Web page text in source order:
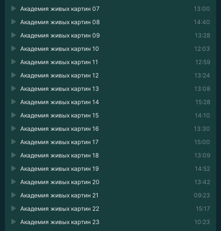
13:00
Академия живых картин 07
14:40
Академия живых картин 08
13:28
Академия живых картин 09
12:03
Академия живых картин 10
12:59
Академия живых картин 11
13:24
Академия живых картин 12
13:08
Академия живых картин 13
15:28
Академия живых картин 14
14:10
Академия живых картин 15
13:30
Академия живых картин 16
15:00
Академия живых картин 17
13:09
Академия живых картин 18
14:52
Академия живых картин 19
13:42
Академия живых картин 20
09:23
Академия живых картин 21
15:17
Академия живых картин 22
10:23
Академия живых картин 23